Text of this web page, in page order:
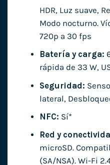
HDR, Luz suave,
Modo nocturno.
720p a 30 fps
Batería y carga:
rápida de 33 W,
Seguridad:
lateral,
NFC: Sí*
Red y
microSD.
(SA/NSA). Wi-Fi